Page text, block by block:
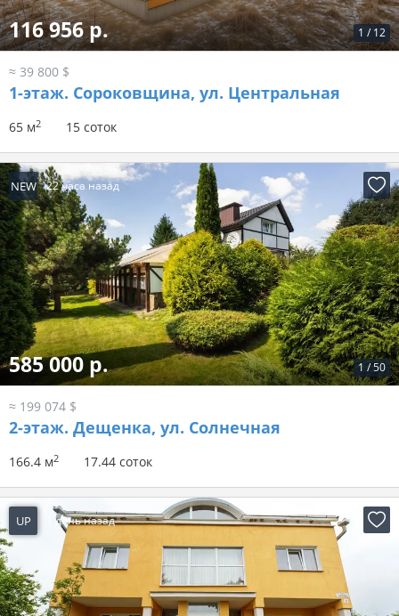
1 / 12
116 956 р.
≈ 39 800 $
1-этаж. Сороковщина, ул. Центральная
65 м2 15 соток
NEW 22 часа назад
1 /50
585 000 р.
≈ 199 074 $
2-этаж. Дещенка, ул. Солнечная
166.4 м2 17.44 соток
UP 1 день назад